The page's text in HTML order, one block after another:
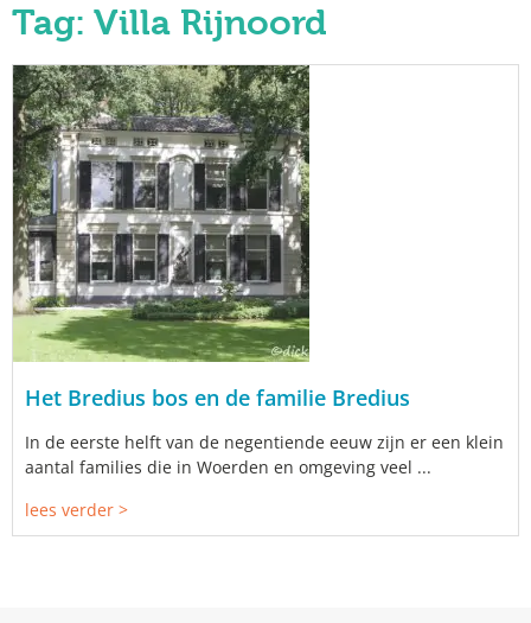
Tag: Villa Rijnoord
Het Bredius bos en de familie Bredius
In de eerste helft van de negentiende eeuw zijn er een klein
aantal families die in Woerden en omgeving veel ...
lees verder >